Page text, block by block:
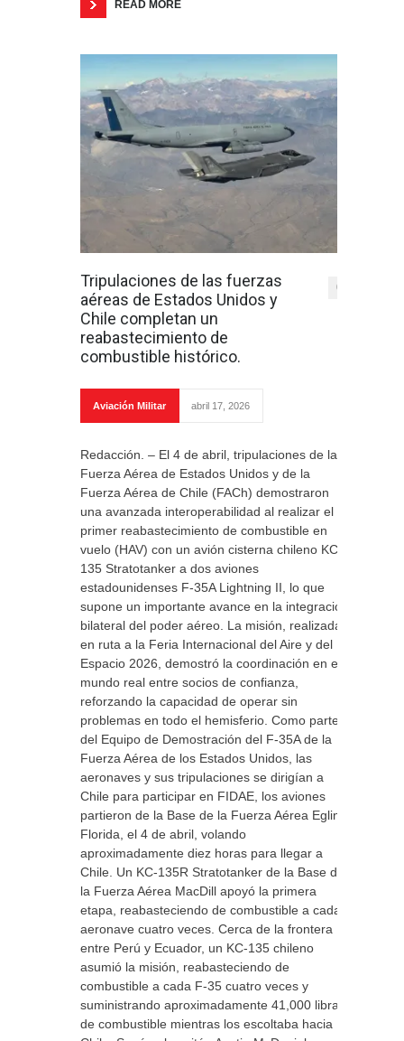
READ MORE
Tripulaciones de las fuerzas
aéreas de Estados Unidos y
Chile completan un
reabastecimiento de
combustible histórico.
0
Aviación Militar abril 17, 2026
Redacción. – El 4 de abril, tripulaciones de la
Fuerza Aérea de Estados Unidos y de la
Fuerza Aérea de Chile (FACh) demostraron
una avanzada interoperabilidad al realizar el
primer reabastecimiento de combustible en
vuelo (HAV) con un avión cisterna chileno KC-
135 Stratotanker a dos aviones
estadounidenses F-35A Lightning II, lo que
supone un importante avance en la integración
bilateral del poder aéreo. La misión, realizada
en ruta a la Feria Internacional del Aire y del
Espacio 2026, demostró la coordinación en el
mundo real entre socios de confianza,
reforzando la capacidad de operar sin
problemas en todo el hemisferio. Como parte
del Equipo de Demostración del F-35A de la
Fuerza Aérea de los Estados Unidos, las
aeronaves y sus tripulaciones se dirigían a
Chile para participar en FIDAE, los aviones
partieron de la Base de la Fuerza Aérea Eglin ,
Florida, el 4 de abril, volando
aproximadamente diez horas para llegar a
Chile. Un KC-135R Stratotanker de la Base de
la Fuerza Aérea MacDill apoyó la primera
etapa, reabasteciendo de combustible a cada
aeronave cuatro veces. Cerca de la frontera
entre Perú y Ecuador, un KC-135 chileno
asumió la misión, reabasteciendo de
combustible a cada F-35 cuatro veces y
suministrando aproximadamente 41,000 libras
de combustible mientras los escoltaba hacia